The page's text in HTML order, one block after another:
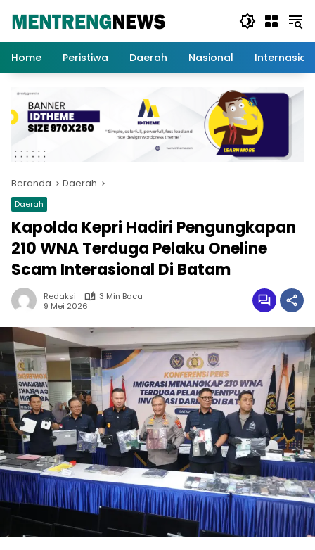
Home
Peristiwa Daerah Nasional
Beranda Daerah
Daerah
Kapolda Kepri Hadiri Pengungkapan
210 WNA Terduga Pelaku Oneline
Scam Interasional Di Batam
Redaksi
3 Min Baca
9 Mei 2026